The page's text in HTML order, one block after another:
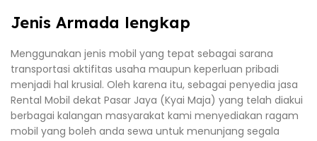
Jenis Armada lengkap
Menggunakan jenis mobil yang tepat sebagai sarana
transportasi aktifitas usaha maupun keperluan pribadi
menjadi hal krusial. Oleh karena itu, sebagai penyedia jasa
Rental Mobil dekat Pasar Jaya (Kyai Maja) yang telah diakui
berbagai kalangan masyarakat kami menyediakan ragam
mobil yang boleh anda sewa untuk menunjang segala